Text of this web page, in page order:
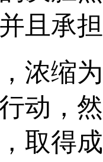
并且承担
浓缩
动，
取得